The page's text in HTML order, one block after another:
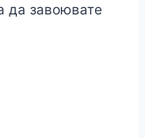
да завоювате